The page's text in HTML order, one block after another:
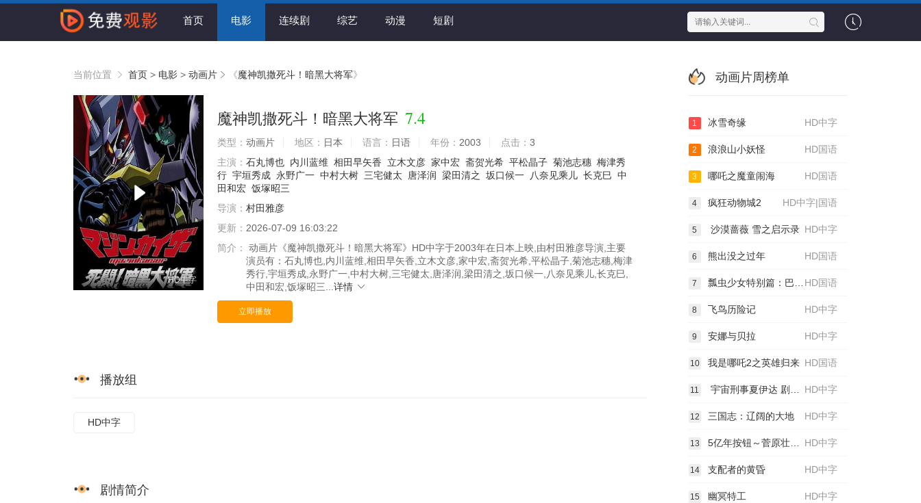
首页 电影 连续剧 综艺 动漫 短剧
当前位置 首页 > 电影 > 动画片 《魔神凯撒死斗！暗黑大将军》
HD中字
魔神凯撒死斗！暗黑大将军 7.4
类型： 动画片 地区： 日本 语言： 日语 年份： 2003 点击： 3
主演： 石丸博也 内川蓝维 相田早矢香 立木文彦 家中宏 斋贺光希 平松晶子 菊池志穗 梅津秀
行 宇垣秀成 永野广一 中村大树 三宅健太 唐泽润 梁田清之 坂口候一 八奈见乘儿 长克巳 中
田和宏 饭塚昭三
导演： 村田雅彦
更新： 2026-07-09 16:03:22
简介：
动画片《魔神凯撒死斗！暗黑大将军》HD中字于2003年在日本上映,由村田雅彦导演,主要
演员有：石丸博也,内川蓝维,相田早矢香,立木文彦,家中宏,斋贺光希,平松晶子,菊池志穗,梅津
秀行,宇垣秀成,永野广一,中村大树,三宅健太,唐泽润,梁田清之,坂口候一,八奈见乘儿,长克巳,
中田和宏,饭塚昭三... 详情
立即播放
播放组
HD中字
剧情简介
动画片周榜单
HD中字
1 冰雪奇缘
HD国语
2 浪浪山小妖怪
HD国语
3 哪吒之魔童闹海
HD中字|国语
4 疯狂动物城2
HD中字
5 沙漠蔷薇 雪之启示录
HD国语
6 熊出没之过年
HD国语
7 瓢虫少女特别篇：巴黎故事
HD中字
8 飞鸟历险记
HD中字
9 安娜与贝拉
HD国语
10 我是哪吒2之英雄归来
HD中字
11 宇宙刑事夏伊达 剧场版2
HD中字
12 三国志：辽阔的大地
HD中字
13 5亿年按钮～菅原壮太的超短篇～
HD中字
14 支配者的黄昏
HD中字
15 幽冥特工